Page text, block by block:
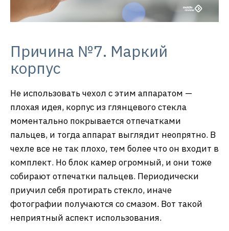
Причина №7. Маркий
корпус
Не использовать чехол с этим аппаратом —
плохая идея, корпус из глянцевого стекла
моментально покрывается отпечатками
пальцев, и тогда аппарат выглядит неопрятно. В
чехле все не так плохо, тем более что он входит в
комплект. Но блок камер огромный, и они тоже
собирают отпечатки пальцев. Периодически
приучил себя протирать стекло, иначе
фотографии получаются со смазом. Вот такой
неприятный аспект использования.